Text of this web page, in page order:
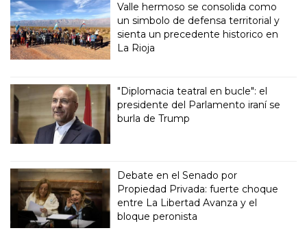
Valle hermoso se consolida como
un simbolo de defensa territorial y
sienta un precedente historico en
La Rioja
"Diplomacia teatral en bucle": el
presidente del Parlamento iraní se
burla de Trump
Debate en el Senado por
Propiedad Privada: fuerte choque
entre La Libertad Avanza y el
bloque peronista